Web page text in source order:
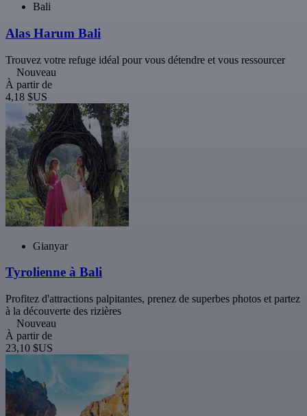
Bali
Alas Harum Bali
Trouvez votre refuge idéal pour vous détendre et vous ressourcer
Nouveau
À partir de
4,18 $US
Gianyar
Tyrolienne à Bali
Profitez d'attractions palpitantes, prenez de superbes photos et partez
à la découverte des rizières
Nouveau
À partir de
23,10 $US